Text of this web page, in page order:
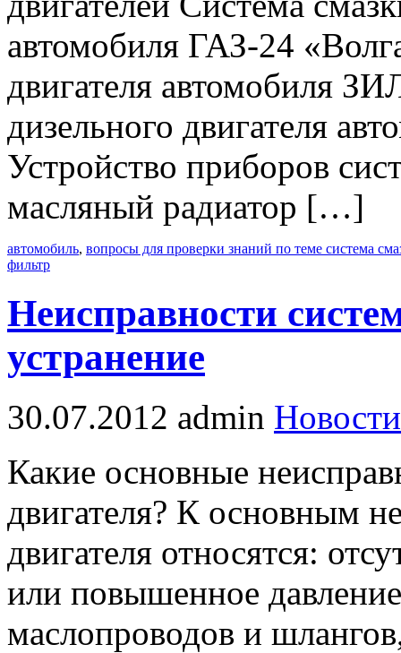
автомобиля ГАЗ-24
двигателя автомобиля
дизельного двигателя
Устройство приборов
масляный радиатор […]
автомобиль, вопросы для проверки знаний по теме система
фильтр
Неисправности
устранение
30.07.2012 admin Новости
Какие основные
двигателя? К основным
двигателя относятся:
или повышенное
маслопроводов и